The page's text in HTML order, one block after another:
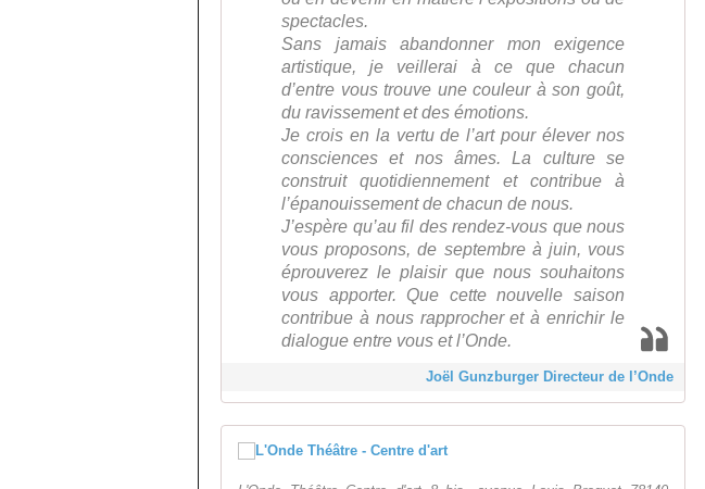
spectacles.
Sans jamais abandonner mon exigence
artistique, je veillerai à ce que chacun
d’entre vous trouve une couleur à son goût,
du ravissement et des émotions.
Je crois en la vertu de l’art pour élever nos
consciences et nos âmes. La culture se
construit quotidiennement et contribue à
l’épanouissement de chacun de nous.
J’espère qu’au fil des rendez-vous que nous
vous proposons, de septembre à juin, vous
éprouverez le plaisir que nous souhaitons
vous apporter. Que cette nouvelle saison
contribue à nous rapprocher et à enrichir le
dialogue entre vous et l’Onde.
Joël Gunzburger Directeur de l’Onde